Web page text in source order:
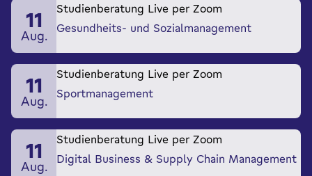
11
Aug.
Studienberatung Live per Zoom
Gesundheits- und Sozialmanagement
11
Aug.
Studienberatung Live per Zoom
Sportmanagement
11
Aug.
Studienberatung Live per Zoom
Digital Business & Supply Chain Management